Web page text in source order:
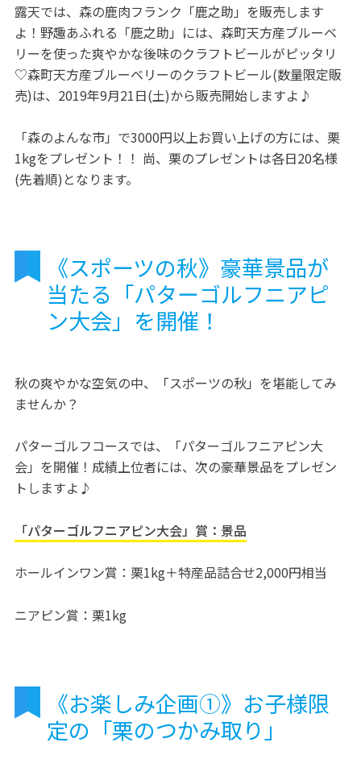
露天では、森の鹿肉フランク「鹿之助」を販売します
よ！野趣あふれる「鹿之助」には、森町天方産ブルーベ
リーを使った爽やかな後味のクラフトビールがピッタリ
♡森町天方産ブルーベリーのクラフトビール(数量限定販
売)は、2019年9月21日(土)から販売開始しますよ♪
「森のよんな市」で3000円以上お買い上げの方には、栗
1kgをプレゼント！！ 尚、栗のプレゼントは各日20名様
(先着順)となります。
《スポーツの秋》豪華景品が
当たる「パターゴルフニアピ
ン大会」を開催！
秋の爽やかな空気の中、「スポーツの秋」を堪能してみ
ませんか？
パターゴルフコースでは、「パターゴルフニアピン大
会」を開催！成績上位者には、次の豪華景品をプレゼン
トしますよ♪
「パターゴルフニアピン大会」賞：景品
ホールインワン賞：栗1kg＋特産品詰合せ2,000円相当
ニアピン賞：栗1kg
《お楽しみ企画①》お子様限
定の「栗のつかみ取り」